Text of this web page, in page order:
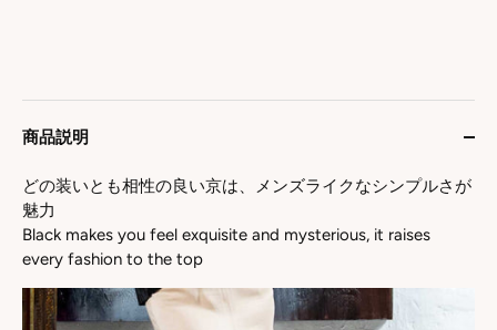
商品説明
どの装いとも相性の良い京は、メンズライクなシンプルさが
魅力
Black makes you feel exquisite and mysterious, it raises
every fashion to the top